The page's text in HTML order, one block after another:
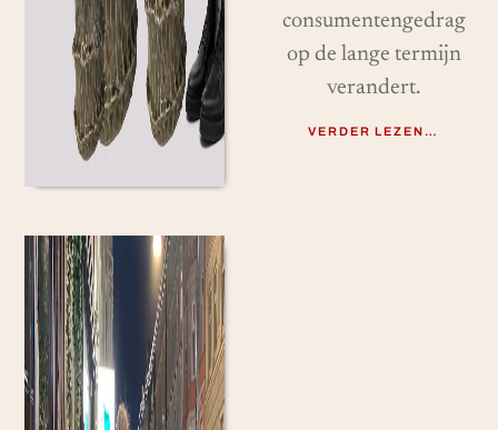
consumentengedrag
op de lange termijn
verandert.
VERDER LEZEN…